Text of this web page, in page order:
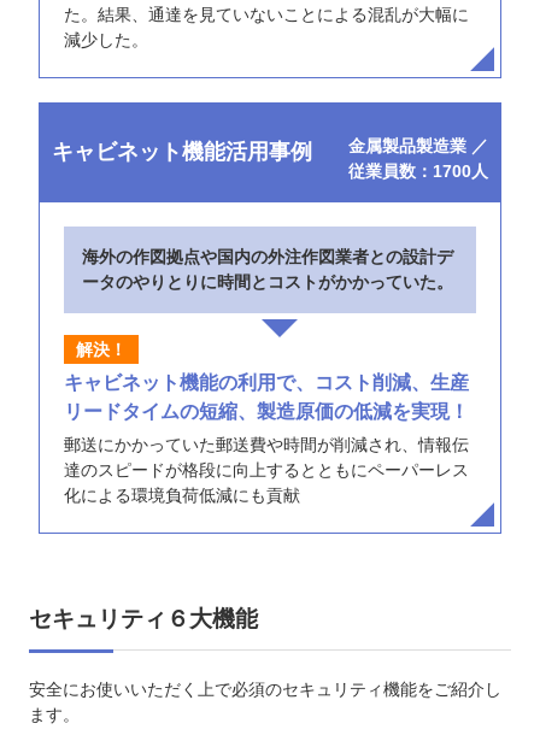
た。結果、通達を見ていないことによる混乱が大幅に
減少した。
キャビネット機能活用事例
金属製品製造業 ／
従業員数：1700人
海外の作図拠点や国内の外注作図業者との設計デ
ータのやりとりに時間とコストがかかっていた。
キャビネット機能の利用で、コスト削減、生産
リードタイムの短縮、製造原価の低減を実現！
郵送にかかっていた郵送費や時間が削減され、情報伝
達のスピードが格段に向上するとともにペーパーレス
化による環境負荷低減にも貢献
セキュリティ６大機能
安全にお使いいただく上で必須のセキュリティ機能をご紹介し
ます。